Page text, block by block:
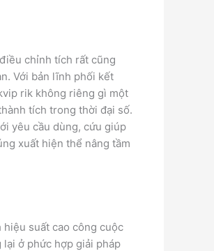
chỉnh tích rất cũng
Với bản lĩnh phối kết
rik không riêng gì một
tích trong thời đại số.
yêu cầu dùng, cứu giúp
xuất hiện thể nâng tầm
suất cao công cuộc
ở phức hợp giải pháp